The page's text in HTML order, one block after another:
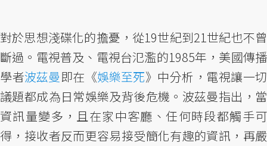
對於思想淺碟化的擔憂，從19世紀到21世紀也不曾
斷過。電視普及、電視台氾濫的1985年，美國傳播
學者波茲曼即在《娛樂至死》中分析，電視讓一切
議題都成為日常娛樂及背後危機。波茲曼指出，當
資訊量變多，且在家中客廳、任何時段都觸手可
得，接收者反而更容易接受簡化有趣的資訊，再嚴